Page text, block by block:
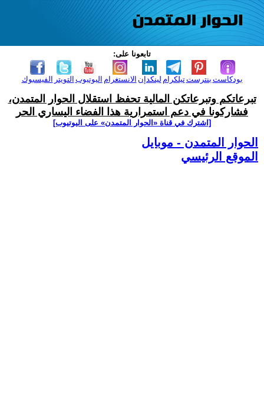
تابعونا على:
الفيسبوك التويتر اليوتيوب الانستغرام لينكدإن تيلكرامبنترست بودكاست
تبرعاتكم وتبرعاتكن المالية تحفظ استقلال الحوار المتمدن،
فشاركونا في دعم استمرارية هذا الفضاء اليساري الحر
[اشترك في قناة ‫«الحوار المتمدن» على اليوتيوب]
الحوار المتمدن - موبايل
الموقع الرئيسي